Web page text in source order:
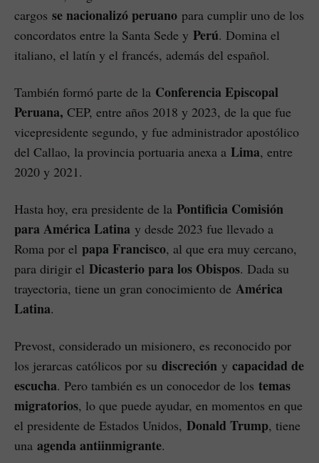
cargos se nacionalizó peruano para cumplir uno de los
concordatos entre la Santa Sede y Perú. Domina el
italiano, el latín y el francés, además del español.
También formó parte de la Conferencia Episcopal
Peruana, CEP, entre años 2018 y 2023, de la que fue
vicepresidente segundo, y fue administrador apostólico
del Callao, la provincia portuaria anexa a Lima, entre
2020 y 2021.
Hasta hoy, era presidente de la Pontificia Comisión
para América Latina y desde 2023 fue llevado a
Roma por el papa Francisco, al que era muy cercano,
para dirigir el Dicasterio para los Obispos. Dada su
trayectoria, tiene un gran conocimiento de América
Latina.
Prevost, considerado un misionero, es reconocido por
los jerarcas católicos por su discreción y capacidad de
escucha. Pero también es un conocedor de los temas
migratorios, lo que puede ayudar, en momentos en que
el presidente de Estados Unidos, Donald Trump, tiene
una agenda antiinmigrante.